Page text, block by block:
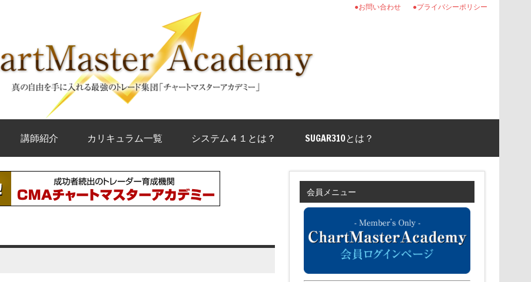
●プライバシーポリシー
●お問い合わせ
講師紹介 カリキュラム一覧 システム４１とは？ SUGAR310とは？
会員メニュー